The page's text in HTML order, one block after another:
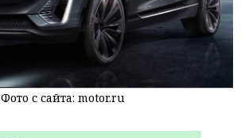
Фото с сайта: motor.ru